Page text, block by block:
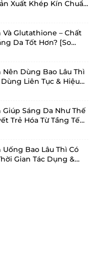
Xuất Khép Kín Chuẩn
Glutathione – Chất
Da Tốt Hơn? [So
Dùng Bao Lâu Thì
Liên Tục & Hiệu
Sáng Da Như Thế
Trẻ Hóa Từ Tầng Tế
Bao Lâu Thì Có
Gian Tác Dụng &
Ưu